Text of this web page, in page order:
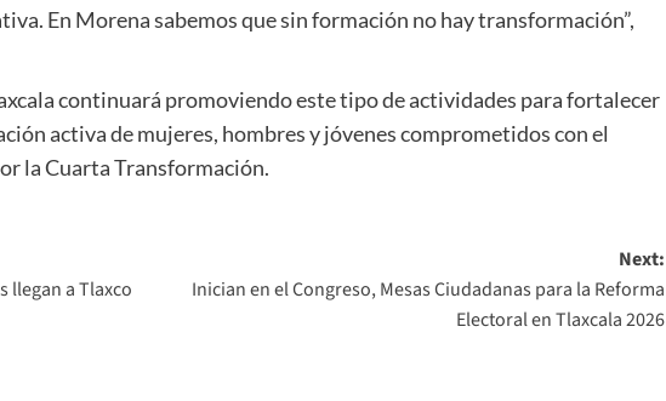
En Morena sabemos que sin formación no hay transformación”,
continuará promoviendo este tipo de actividades para fortalecer
activa de mujeres, hombres y jóvenes comprometidos con el
la Cuarta Transformación.
llegan a Tlaxco
Next:
Inician en el Congreso, Mesas Ciudadanas para la Reforma
Electoral en Tlaxcala 2026